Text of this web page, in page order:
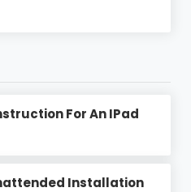
For An IPad
Installation